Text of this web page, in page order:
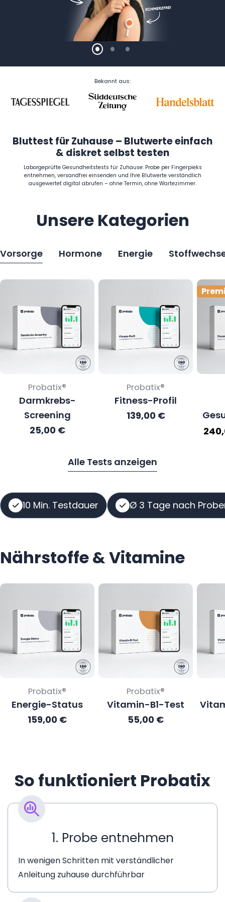
Bluttest für Zuhause – Blutwerte einfach
& diskret selbst testen
entnehmen, versandfrei einsenden und Ihre Blutwerte verständlich
ausgewertet digital abrufen – ohne Termin, ohne Wartezimmer.
Unsere Kategorien
Vorsorge Hormone Energie
Verkäufer:
Probatix®
Darmkrebs-
Screening
Regulärer
Preis
25,00 €
Verkäufer:
Probatix®
Fitness-Profil
Regulärer
Preis
139,00 €
Alle Tests anzeigen
10 Min. Testdauer Ø 3 Tage nach
Nährstoffe & Vitamine
Verkäufer:
Probatix®
Energie-Status
Regulärer
Preis
159,00 €
Verkäufer:
Probatix®
Vitamin-B1-Test
Regulärer
Preis
55,00 €
So funktioniert Probatix
1. Probe entnehmen
In wenigen Schritten mit verständlicher
Anleitung zuhause durchführbar